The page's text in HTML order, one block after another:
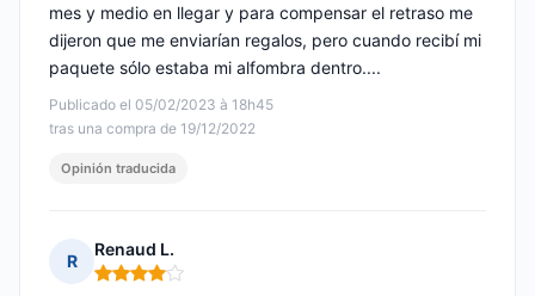
Publicado el 05/02/2023 à 18h45
tras una compra de 19/12/2022
mes y medio en llegar y para compensar el retraso me
dijeron que me enviarían regalos, pero cuando recibí mi
paquete sólo estaba mi alfombra dentro....
Opinión traducida
R
Renaud L.
Nota: 4 de 5